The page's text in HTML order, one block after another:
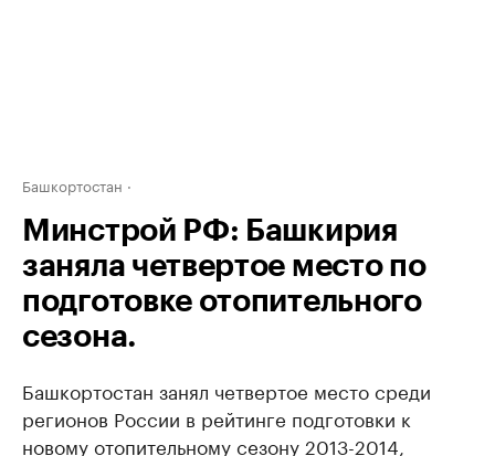
Башкортостан
Минстрой РФ: Башкирия
заняла четвертое место по
подготовке отопительного
сезона.
Башкортостан занял четвертое место среди
регионов России в рейтинге подготовки к
новому отопительному сезону 2013-2014,